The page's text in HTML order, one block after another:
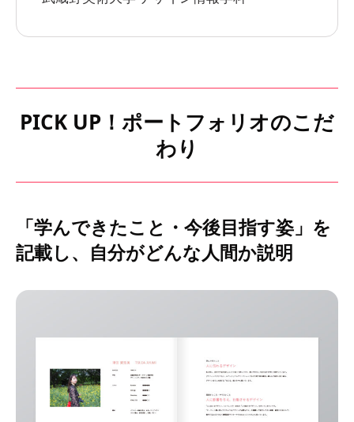
PICK UP！ポートフォリオのこだ
わり
「学んできたこと・今後目指す姿」を
記載し、自分がどんな人間か説明